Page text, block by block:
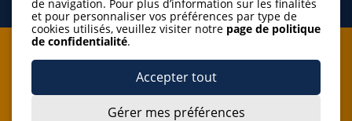
Je m'abonne à l'infolettre
de navigation. Pour plus d’information sur les finalités
et pour personnaliser vos préférences par type de
cookies utilisés, veuillez visiter notre page de politique
de confidentialité.
Accepter tout
Gérer mes préférences